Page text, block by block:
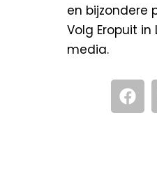
en bijzondere
Volg Eropuit
media.
F
a
c